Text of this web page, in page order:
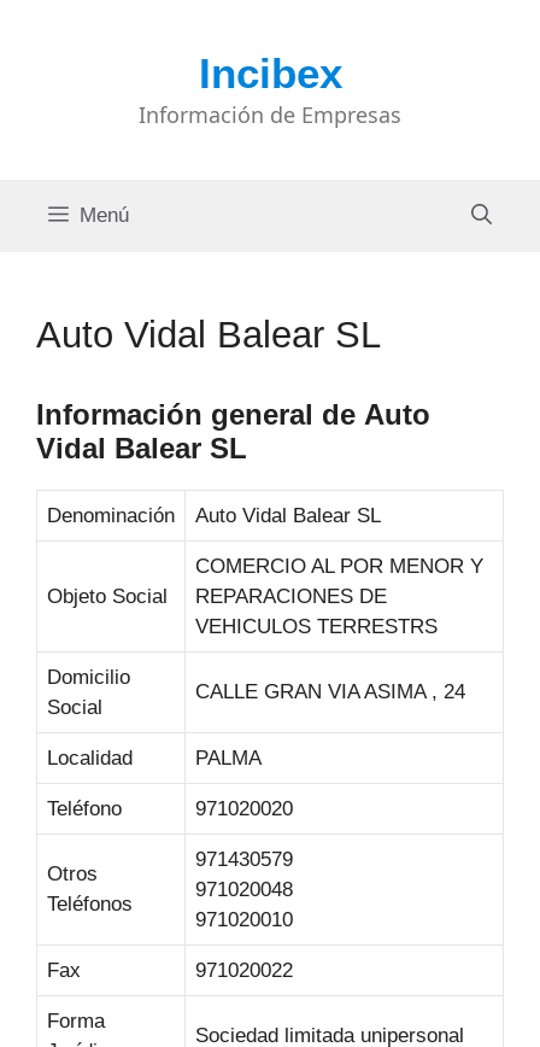
Incibex
Información de Empresas
Menú
Auto Vidal Balear SL
Información general de Auto
Vidal Balear SL
Denominación Auto Vidal Balear SL
Objeto Social
COMERCIO AL POR MENOR Y
REPARACIONES DE
VEHICULOS TERRESTRS
Domicilio
Social
CALLE GRAN VIA ASIMA , 24
Localidad PALMA
Teléfono 971020020
Otros
Teléfonos
971430579
971020048
971020010
Fax 971020022
Forma
Sociedad limitada unipersonal